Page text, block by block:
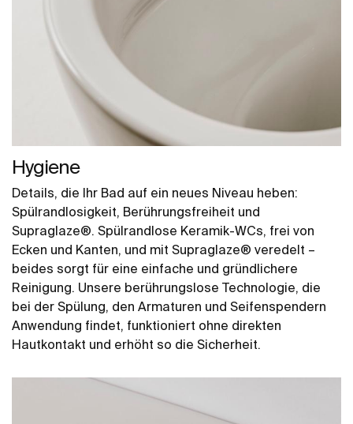
Hygiene
Details, die Ihr Bad auf ein neues Niveau heben:
Spülrandlosigkeit, Berührungsfreiheit und
Supraglaze®. Spülrandlose Keramik-WCs, frei von
Ecken und Kanten, und mit Supraglaze® veredelt –
beides sorgt für eine einfache und gründlichere
Reinigung. Unsere berührungslose Technologie, die
bei der Spülung, den Armaturen und Seifenspendern
Anwendung findet, funktioniert ohne direkten
Hautkontakt und erhöht so die Sicherheit.